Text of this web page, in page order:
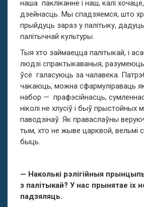
наша пакліканне і наш, калі
дзейнасць. Мы спадзяемся, што
прыйдуць зараз у палітыку,
палітычнай культуры.
Тыя хто займаецца палітыкай, і
людзі спрактыкаваныя,
ўсё галасуюць за чалавека.
чакаюць, можна сфармуліраваць
набор — прафэсійнасць,
ніколі не хлусіў і быў прыстойных
паводзінаў. Як праваслаўны
тым, хто не жыве царквой, вельмі
быць.
— Наколькі рэлігійныя
з палітыкай? У нас прынятае іх
падзяляць.